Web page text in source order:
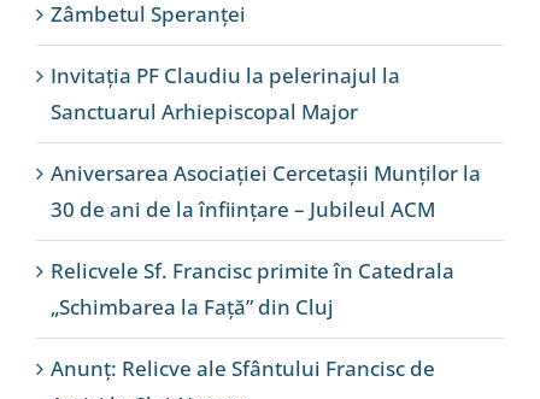
Zâmbetul Speranței
Invitația PF Claudiu la pelerinajul la
Sanctuarul Arhiepiscopal Major
Aniversarea Asociației Cercetașii Munților la
30 de ani de la înființare – Jubileul ACM
Relicvele Sf. Francisc primite în Catedrala
„Schimbarea la Față” din Cluj
Anunț: Relicve ale Sfântului Francisc de